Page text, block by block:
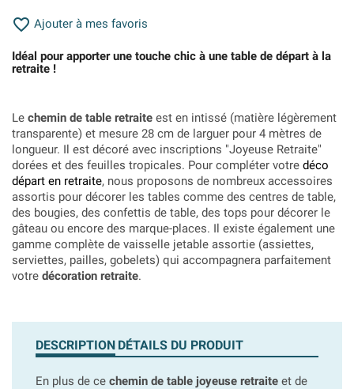
 Ajouter à mes favoris
Idéal pour apporter une touche chic à une table de départ à la
retraite !
Le chemin de table retraite est en intissé (matière légèrement
transparente) et mesure 28 cm de larguer pour 4 mètres de
longueur. Il est décoré avec inscriptions "Joyeuse Retraite"
dorées et des feuilles tropicales. Pour compléter votre déco
départ en retraite, nous proposons de nombreux accessoires
assortis pour décorer les tables comme des centres de table,
des bougies, des confettis de table, des tops pour décorer le
gâteau ou encore des marque-places. Il existe également une
gamme complète de vaisselle jetable assortie (assiettes,
serviettes, pailles, gobelets) qui accompagnera parfaitement
votre décoration retraite.
DESCRIPTION DÉTAILS DU PRODUIT
En plus de ce chemin de table joyeuse retraite et de